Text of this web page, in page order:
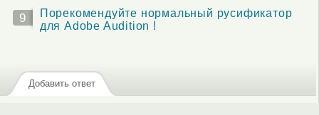
9
Порекомендуйте нормальный русификатор
для Adobe Audition !
Добавить ответ